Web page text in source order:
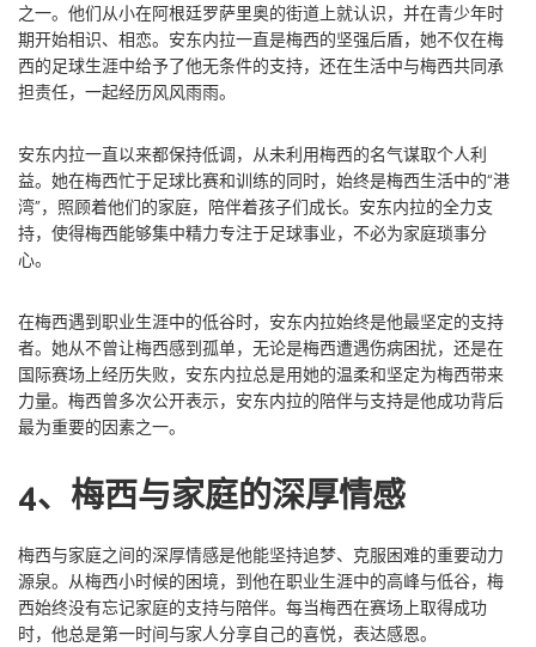
之一。他们从小在阿根廷罗萨里奥的街道上就认识，并在青少年时
期开始相识、相恋。安东内拉一直是梅西的坚强后盾，她不仅在梅
西的足球生涯中给予了他无条件的支持，还在生活中与梅西共同承
担责任，一起经历风风雨雨。
安东内拉一直以来都保持低调，从未利用梅西的名气谋取个人利
益。她在梅西忙于足球比赛和训练的同时，始终是梅西生活中的“港
湾”，照顾着他们的家庭，陪伴着孩子们成长。安东内拉的全力支
持，使得梅西能够集中精力专注于足球事业，不必为家庭琐事分
心。
在梅西遇到职业生涯中的低谷时，安东内拉始终是他最坚定的支持
者。她从不曾让梅西感到孤单，无论是梅西遭遇伤病困扰，还是在
国际赛场上经历失败，安东内拉总是用她的温柔和坚定为梅西带来
力量。梅西曾多次公开表示，安东内拉的陪伴与支持是他成功背后
最为重要的因素之一。
4、梅西与家庭的深厚情感
梅西与家庭之间的深厚情感是他能坚持追梦、克服困难的重要动力
源泉。从梅西小时候的困境，到他在职业生涯中的高峰与低谷，梅
西始终没有忘记家庭的支持与陪伴。每当梅西在赛场上取得成功
时，他总是第一时间与家人分享自己的喜悦，表达感恩。